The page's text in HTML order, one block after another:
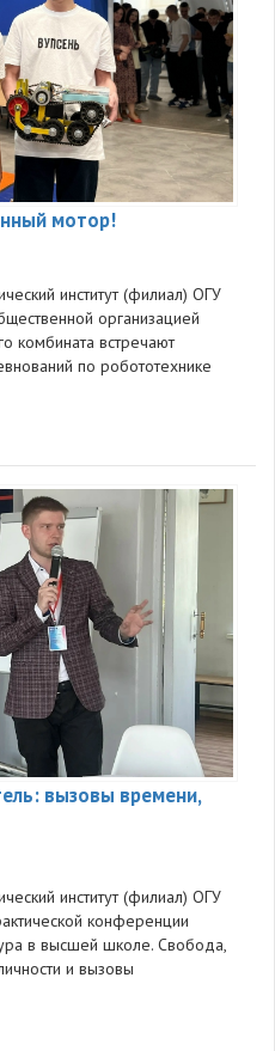
мотор!
институт (филиал) ОГУ
организацией
комбината встречают
по робототехнике
вызовы времени,
институт (филиал) ОГУ
конференции
в высшей школе. Свобода,
и вызовы